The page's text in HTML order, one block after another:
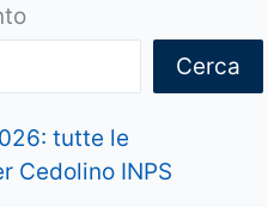
Cerca
tutte le
Cedolino INPS